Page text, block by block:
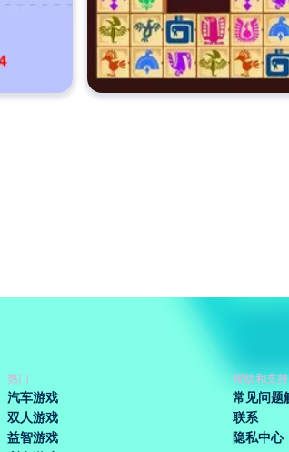
热门
汽车游戏
双人游戏
益智游戏
帮助和支持
常见问题
联系
隐私中心